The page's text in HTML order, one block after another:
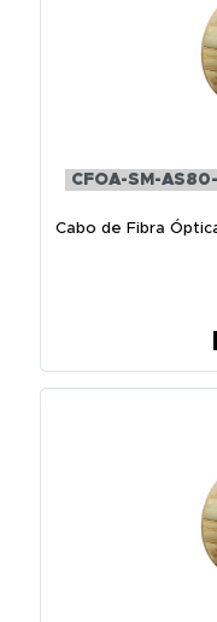
CFOA-SM-
Cabo de Fibra